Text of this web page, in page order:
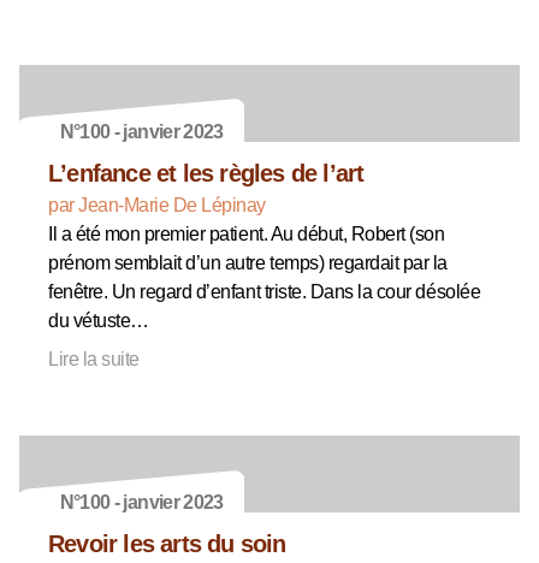
N°100 - janvier 2023
L’enfance et les règles de l’art
par Jean-Marie De Lépinay
Il a été mon premier patient. Au début, Robert (son
prénom semblait d’un autre temps) regardait par la
fenêtre. Un regard d’enfant triste. Dans la cour désolée
du vétuste…
Lire la suite
N°100 - janvier 2023
Revoir les arts du soin